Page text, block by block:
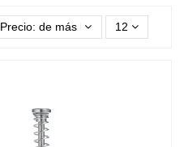
Precio: de más bajo a más alto
12